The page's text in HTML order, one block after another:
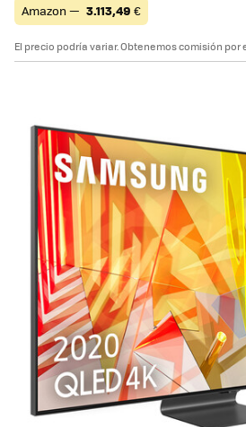
Amazon — 3.113,49 €
El precio podría variar. Obtenemos comisión por